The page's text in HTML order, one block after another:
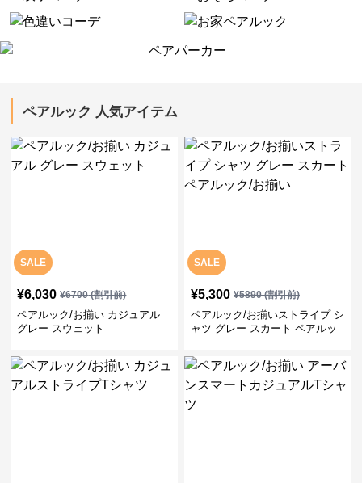
ペアルック 人気アイテム
SALE
¥6,030 ¥6700(割引前)
ペアルック/お揃い カジュアル
グレー スウェット
SALE
¥5,300 ¥5890(割引前)
ペアルック/お揃いストライプ シ
ャツ グレー スカート ペアルッ